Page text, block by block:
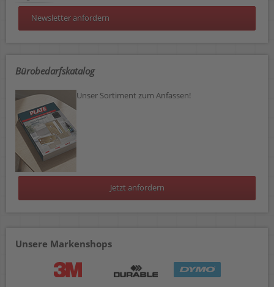
Newsletter anfordern
Bürobedarfskatalog
Unser Sortiment zum Anfassen!
Jetzt anfordern
Unsere Markenshops